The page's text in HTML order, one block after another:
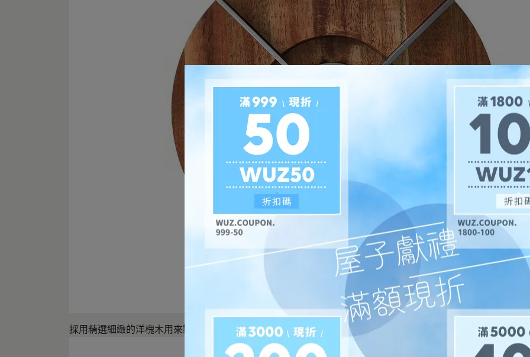
採用精選細緻的洋槐木用來製作加熱底座，耐高溫，不燙手，具質感及實用性，搭配不銹鋼，整體造型簡潔更